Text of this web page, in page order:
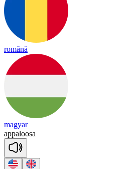
română
magyar
appaloosa